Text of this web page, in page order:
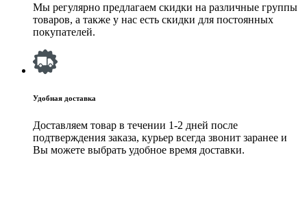
Мы регулярно предлагаем скидки на различные группы
товаров, а также у нас есть скидки для постоянных
покупателей.
Удобная доставка
Доставляем товар в течении 1-2 дней после
подтверждения заказа, курьер всегда звонит заранее и
Вы можете выбрать удобное время доставки.